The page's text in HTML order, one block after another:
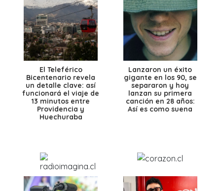
El Teleférico
Bicentenario revela
un detalle clave: así
funcionará el viaje de
13 minutos entre
Providencia y
Huechuraba
Lanzaron un éxito
gigante en los 90, se
separaron y hoy
lanzan su primera
canción en 28 años:
Así es como suena